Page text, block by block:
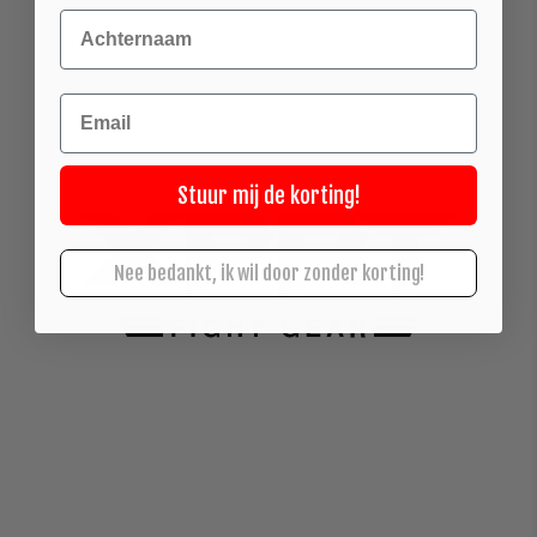
Achternaam
Email
Stuur mij de korting!
Nee bedankt, ik wil door zonder korting!